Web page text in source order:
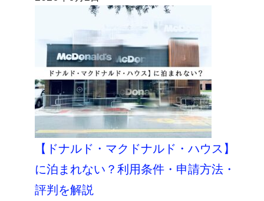
【ドナルド・マクドナルド・ハウス】
に泊まれない？利用条件・申請方法・
評判を解説